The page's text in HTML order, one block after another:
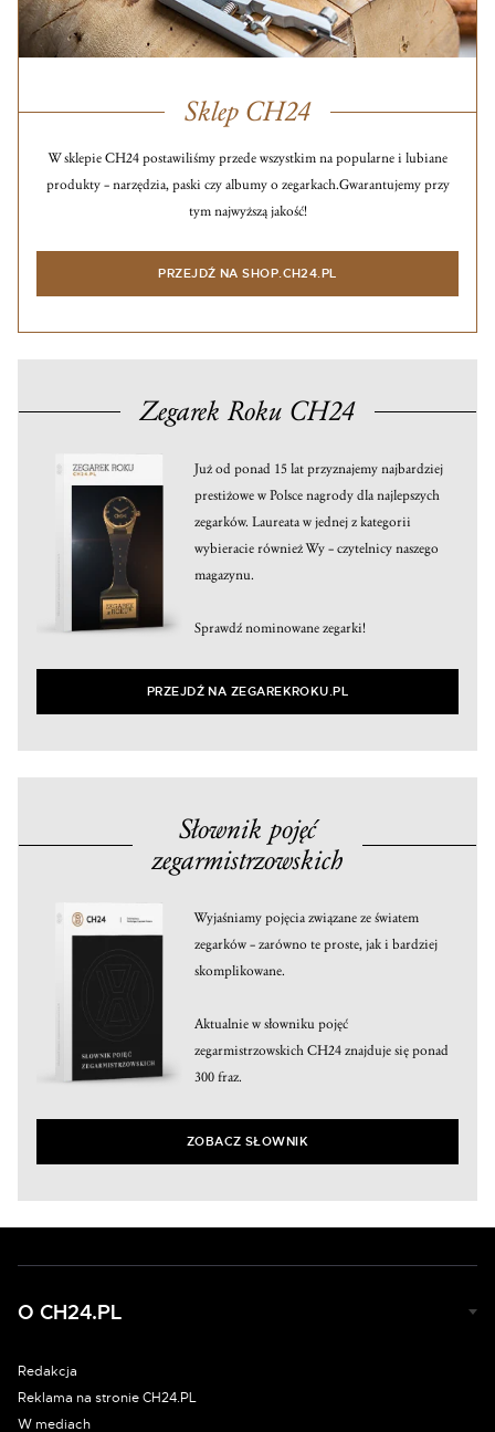
Sklep CH24
W sklepie CH24 postawiliśmy przede wszystkim na popularne i lubiane
produkty – narzędzia, paski czy albumy o zegarkach.Gwarantujemy przy
tym najwyższą jakość!
PRZEJDŹ NA SHOP.CH24.PL
Zegarek Roku CH24
Już od ponad 15 lat przyznajemy najbardziej
prestiżowe w Polsce nagrody dla najlepszych
zegarków. Laureata w jednej z kategorii
wybieracie również Wy – czytelnicy naszego
magazynu.
Sprawdź nominowane zegarki!
PRZEJDŹ NA ZEGAREKROKU.PL
Słownik pojęć
zegarmistrzowskich
Wyjaśniamy pojęcia związane ze światem
zegarków – zarówno te proste, jak i bardziej
skomplikowane.
Aktualnie w słowniku pojęć
zegarmistrzowskich CH24 znajduje się ponad
300 fraz.
ZOBACZ SŁOWNIK
O CH24.PL
Redakcja
Reklama na stronie CH24.PL
W mediach